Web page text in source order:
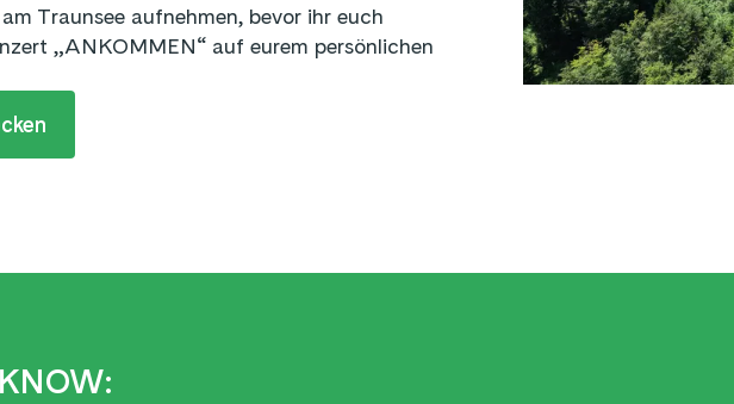
Traunsee aufnehmen, bevor ihr euch
„ANKOMMEN“ auf eurem persönlichen